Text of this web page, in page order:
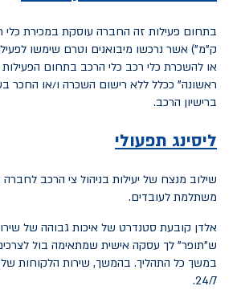
בתחום פעילות זה החברה עוסקת במכירת
ק"מ") אשר נרכשו מיבואנים וטרם שימשו
או להשכרת כלי רכב כלי הרכב בתחום הפעילות
ראשונה" ככלל ללא רישום השכרה ו/או החכר
ברישיון הרכב.
ליסינג תפעולי
שילוב מנצח של יעילות בניהול צי הרכב
משתלמת לעובדים.
אלדן קובעת סטנדרט של איכות גבוהה של
ש"תופר" לך עסקה אישית שמתאימה בול
במשך כל התהליך. בהמשך, שירות הלקוחות
24/7.